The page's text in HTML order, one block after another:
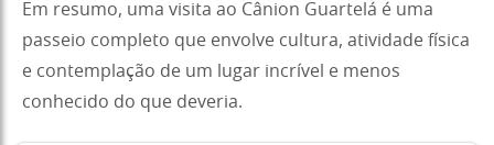
Em resumo, uma visita ao Cânion Guartelá é uma
passeio completo que envolve cultura, atividade física
e contemplação de um lugar incrível e menos
conhecido do que deveria.